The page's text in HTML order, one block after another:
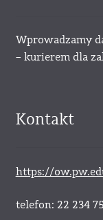
Wprowadzamy
– kurierem dla
Kontakt
https://
telefon: 22 234